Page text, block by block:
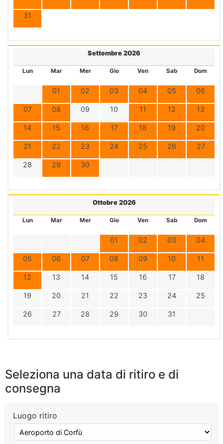
31
Settembre 2026
Lun Mar Mer Gio Ven Sab Dom
01 02 03 04 05 06
07 08 09 10 11 12 13
14 15 16 17 18 19 20
21 22 23 24 25 26 27
28 29 30
Ottobre 2026
Lun Mar Mer Gio Ven Sab Dom
01 02 03 04
05 06 07 08 09 10 11
12 13 14 15 16 17 18
19 20 21 22 23 24 25
26 27 28 29 30 31
Seleziona una data di ritiro e di
consegna
Luogo ritiro